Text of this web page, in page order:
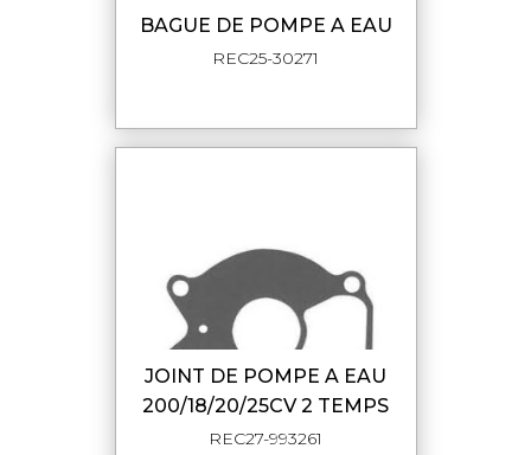
BAGUE DE POMPE A EAU
REC25-30271
JOINT DE POMPE A EAU
200/18/20/25CV 2 TEMPS
REC27-993261